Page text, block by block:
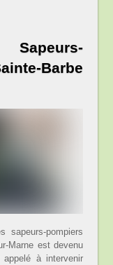
Barbe
pompiers
Marne est devenu
à intervenir